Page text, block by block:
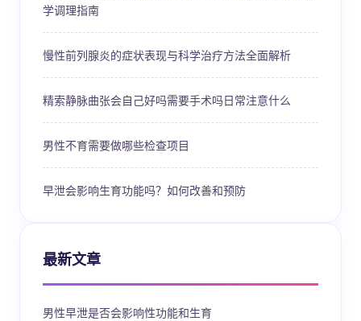
学调理指南
慢性前列腺炎的症状表现与科学治疗方法全面解析
精索静脉曲张会自己好吗需要手术吗日常注意什么
男性不育需要做哪些检查项目
早泄会影响生育功能吗？如何改善和预防
最新文章
男性早泄是否会影响性功能和生育